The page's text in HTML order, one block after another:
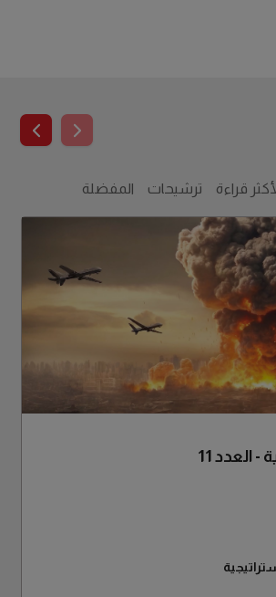
قراءة ترشيحات المفضلة
- العدد 11